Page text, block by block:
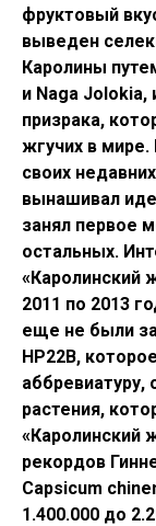
фруктовый
выведен
Каролины
и Naga Jolokia,
призрака,
жгучих в мире.
своих
вынашивал
занял первое
остальных.
«Каролинский
2011 по 2013
еще не были
HP22B,
растения,
«Каролинский
рекордов
Capsicum
1.400.000 до